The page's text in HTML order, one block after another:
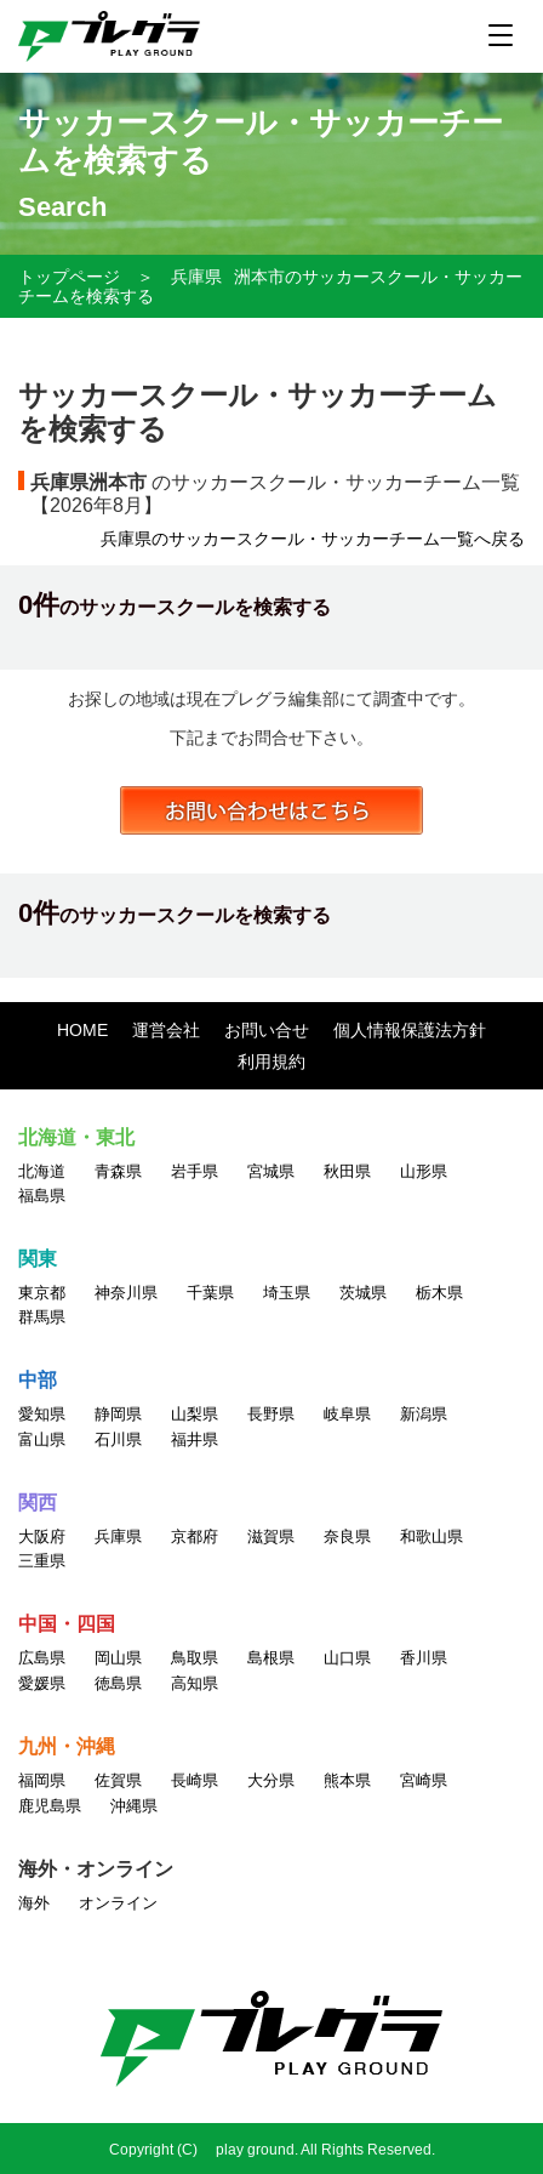
サッカースクール・サッカーチー
ムを検索する
Search
トップページ ＞ 兵庫県
洲本市のサッカースクール・サッカー
チームを検索する
サッカースクール・サッカーチーム
を検索する
兵庫県洲本市 のサッカースクール・サッカーチーム一覧
【 2026年8月】
兵庫県のサッカースクール・サッカーチーム一覧へ戻る
0件のサッカースクールを検索する
お探しの地域は現在プレグラ編集部にて調査中です。
下記までお問合せ下さい。
0件のサッカースクールを検索する
HOME 運営会社 お問い合せ
個人情報保護法方針
利用規約
北海道・東北
北海道 青森県 岩手県 宮城県 秋田県
山形県
福島県
関東
東京都 神奈川県 千葉県 埼玉県 茨城県
栃木県
群馬県
中部
愛知県 静岡県 山梨県 長野県 岐阜県
新潟県
富山県
石川県 福井県
関西
大阪府 兵庫県 京都府 滋賀県 奈良県
和歌山県
三重県
中国・四国
広島県 岡山県 鳥取県 島根県 山口県
香川県
愛媛県
徳島県 高知県
九州・沖縄
福岡県 佐賀県 長崎県 大分県 熊本県
宮崎県
鹿児島県
沖縄県
海外・オンライン
海外 オンライン
Copyright (C) play ground. All Rights Reserved.